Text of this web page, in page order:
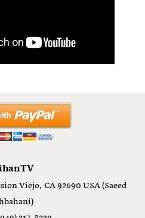
Viejo, CA 92690 USA (Saeed